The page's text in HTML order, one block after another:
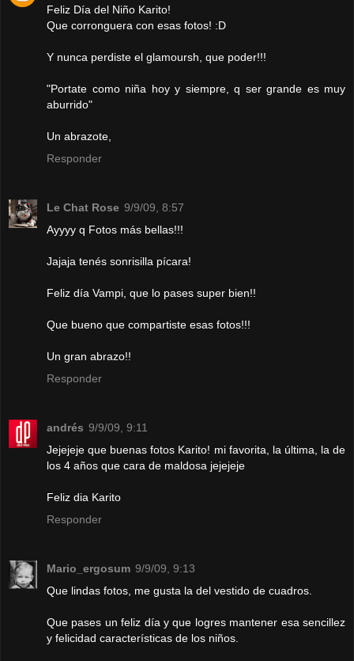
Feliz Día del Niño Karito!
Que corronguera con esas fotos! :D
Y nunca perdiste el glamoursh, que poder!!!
"Portate como niña hoy y siempre, q ser grande es muy
aburrido"
Un abrazote,
Responder
Le Chat Rose 9/9/09, 8:57
Ayyyy q Fotos más bellas!!!
Jajaja tenés sonrisilla pícara!
Feliz día Vampi, que lo pases super bien!!
Que bueno que compartiste esas fotos!!!
Un gran abrazo!!
Responder
andrés 9/9/09, 9:11
Jejejeje que buenas fotos Karito! mi favorita, la última, la de
los 4 años que cara de maldosa jejejeje
Feliz dia Karito
Responder
Mario_ergosum 9/9/09, 9:13
Que lindas fotos, me gusta la del vestido de cuadros.
Que pases un feliz día y que logres mantener esa sencillez
y felicidad características de los niños.